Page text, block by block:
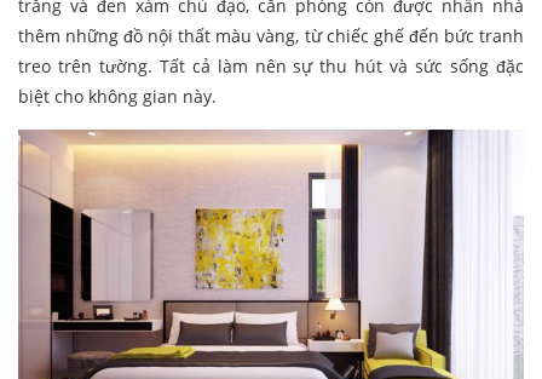
trắng và đen xám chủ đạo, căn phòng còn được nhấn nhá
thêm những đồ nội thất màu vàng, từ chiếc ghế đến bức tranh
treo trên tường. Tất cả làm nên sự thu hút và sức sống đặc
biệt cho không gian này.